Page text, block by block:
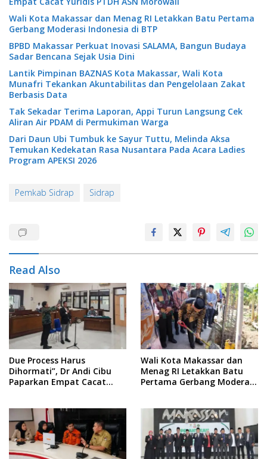
Wali Kota Makassar dan Menag RI Letakkan Batu Pertama
Gerbang Moderasi Indonesia di BTP
BPBD Makassar Perkuat Inovasi SALAMA, Bangun Budaya
Sadar Bencana Sejak Usia Dini
Lantik Pimpinan BAZNAS Kota Makassar, Wali Kota
Munafri Tekankan Akuntabilitas dan Pengelolaan Zakat
Berbasis Data
Tak Sekadar Terima Laporan, Appi Turun Langsung Cek
Aliran Air PDAM di Permukiman Warga
Dari Daun Ubi Tumbuk ke Sayur Tuttu, Melinda Aksa
Temukan Kedekatan Rasa Nusantara Pada Acara Ladies
Program APEKSI 2026
Pemkab Sidrap Sidrap
Read Also
Due Process Harus
Dihormati”, Dr Andi Cibu
Paparkan Empat Cacat
Wali Kota Makassar dan
Menag RI Letakkan Batu
Pertama Gerbang Moderasi